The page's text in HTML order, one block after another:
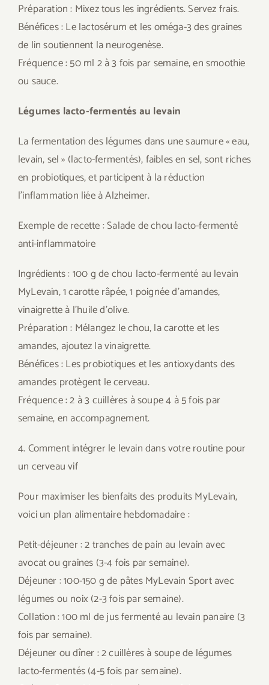
Préparation : Mixez tous les ingrédients. Servez frais.
Bénéfices : Le lactosérum et les oméga-3 des graines
de lin soutiennent la neurogenèse.
Fréquence : 50 ml 2 à 3 fois par semaine, en smoothie
ou sauce.
Légumes lacto-fermentés au levain
La fermentation des légumes dans une saumure « eau,
levain, sel » (lacto-fermentés), faibles en sel, sont riches
en probiotiques, et participent à la réduction
l’inflammation liée à Alzheimer.
Exemple de recette : Salade de chou lacto-fermenté
anti-inflammatoire
Ingrédients : 100 g de chou lacto-fermenté au levain
MyLevain, 1 carotte râpée, 1 poignée d’amandes,
vinaigrette à l’huile d’olive.
Préparation : Mélangez le chou, la carotte et les
amandes, ajoutez la vinaigrette.
Bénéfices : Les probiotiques et les antioxydants des
amandes protègent le cerveau.
Fréquence : 2 à 3 cuillères à soupe 4 à 5 fois par
semaine, en accompagnement.
4. Comment intégrer le levain dans votre routine pour
un cerveau vif
Pour maximiser les bienfaits des produits MyLevain,
voici un plan alimentaire hebdomadaire :
Petit-déjeuner : 2 tranches de pain au levain avec
avocat ou graines (3-4 fois par semaine).
Déjeuner : 100-150 g de pâtes MyLevain Sport avec
légumes ou noix (2-3 fois par semaine).
Collation : 100 ml de jus fermenté au levain panaire (3
fois par semaine).
Déjeuner ou dîner : 2 cuillères à soupe de légumes
lacto-fermentés (4-5 fois par semaine).